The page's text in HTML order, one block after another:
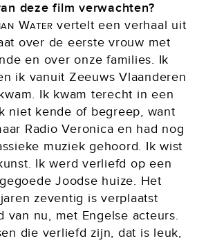
deze film verwachten?
Water vertelt een verhaal uit
over de eerste vrouw met
en over onze families. Ik
ik vanuit Zeeuws Vlaanderen
Ik kwam terecht in een
niet kende of begreep, want
Radio Veronica en had nog
muziek gehoord. Ik wist
Ik werd verliefd op een
Joodse huize. Het
zeventig is verplaatst
van nu, met Engelse acteurs.
die verliefd zijn, dat is leuk,